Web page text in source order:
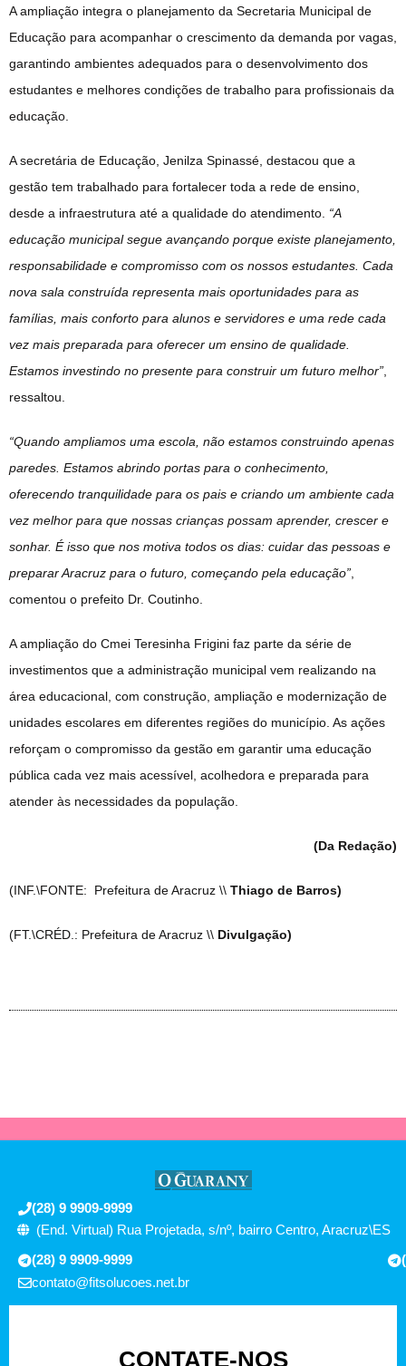
A ampliação integra o planejamento da Secretaria Municipal de
Educação para acompanhar o crescimento da demanda por vagas,
garantindo ambientes adequados para o desenvolvimento dos
estudantes e melhores condições de trabalho para profissionais da
educação.
A secretária de Educação, Jenilza Spinassé, destacou que a
gestão tem trabalhado para fortalecer toda a rede de ensino,
desde a infraestrutura até a qualidade do atendimento. “A
educação municipal segue avançando porque existe planejamento,
responsabilidade e compromisso com os nossos estudantes. Cada
nova sala construída representa mais oportunidades para as
famílias, mais conforto para alunos e servidores e uma rede cada
vez mais preparada para oferecer um ensino de qualidade.
Estamos investindo no presente para construir um futuro melhor”
ressaltou.
“Quando ampliamos uma escola, não estamos construindo apenas
paredes. Estamos abrindo portas para o conhecimento,
oferecendo tranquilidade para os pais e criando um ambiente cada
vez melhor para que nossas crianças possam aprender, crescer e
sonhar. É isso que nos motiva todos os dias: cuidar das pessoas e
preparar Aracruz para o futuro, começando pela educação”
comentou o prefeito Dr. Coutinho.
A ampliação do Cmei Teresinha Frigini faz parte da série de
investimentos que a administração municipal vem realizando na
área educacional, com construção, ampliação e modernização de
unidades escolares em diferentes regiões do município. As ações
reforçam o compromisso da gestão em garantir uma educação
pública cada vez mais acessível, acolhedora e preparada para
atender às necessidades da população.
(Da Redação)
(INF.\FONTE: Prefeitura de Aracruz \\ Thiago de Barros)
(FT.\CRÉD.: Prefeitura de Aracruz \\ Divulgação)
(28) 9 9909-9999
(End. Virtual) Rua Projetada, s/nº, bairro Centro, Aracruz\ES
(28) 9 9909-9999
contato@fitsolucoes.net.br
CONTATE-NOS